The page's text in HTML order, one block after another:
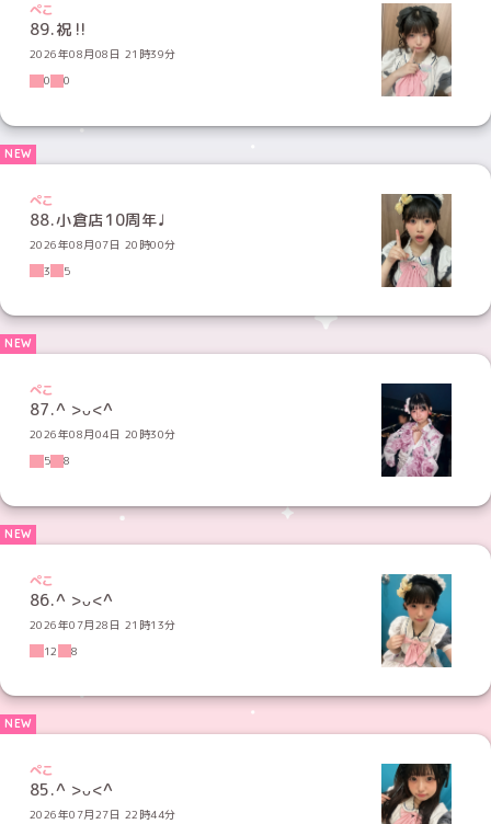
ぺこ
89.祝‼️
2026年08月08日 21時39分
0
0
ぺこ
88.小倉店10周年♩
2026年08月07日 20時00分
3
5
ぺこ
87.^ >ᴗ<^
2026年08月04日 20時30分
5
8
ぺこ
86.^ >ᴗ<^
2026年07月28日 21時13分
12
8
ぺこ
85.‪^ >ᴗ<^
2026年07月27日 22時44分